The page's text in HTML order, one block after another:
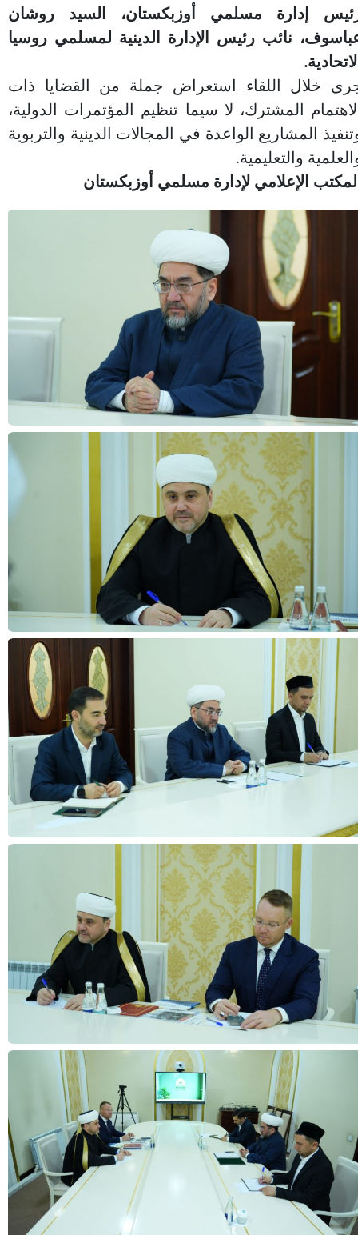
إدارة مسلمي أوزبكستان، السيد روشان
نائب رئيس الإدارة الدينية لمسلمي روسيا
خلال اللقاء استعراض جملة من القضايا ذات
المشترك، لا سيما تنظيم المؤتمرات الدولية،
المشاريع الواعدة في المجالات الدينية والتربوية
والتعليمية.
الإعلامي لإدارة مسلمي أوزبكستان